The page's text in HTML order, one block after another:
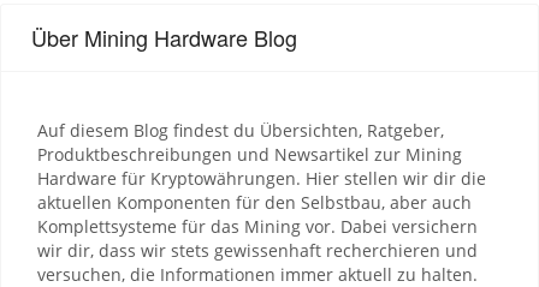
Über Mining Hardware Blog
Auf diesem Blog findest du Übersichten, Ratgeber,
Produktbeschreibungen und Newsartikel zur Mining
Hardware für Kryptowährungen. Hier stellen wir dir die
aktuellen Komponenten für den Selbstbau, aber auch
Komplettsysteme für das Mining vor. Dabei versichern
wir dir, dass wir stets gewissenhaft recherchieren und
versuchen, die Informationen immer aktuell zu halten.